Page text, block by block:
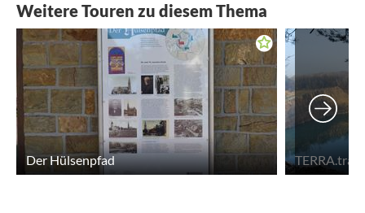
Weitere Touren zu diesem Thema
Der Hülsenpfad